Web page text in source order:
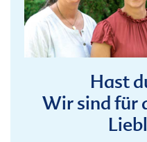
Hast
Wir sind für